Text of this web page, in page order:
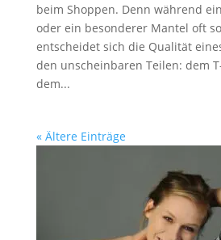
beim Shoppen. Denn während
oder ein besonderer Mantel oft
entscheidet sich die Qualität
den unscheinbaren Teilen: dem
dem...
« Ältere Einträge